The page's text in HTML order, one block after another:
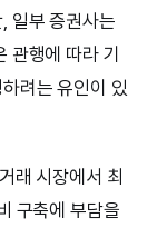
일부 증권사는
관행에 따라 기
려는 유인이 있
래 시장에서 최
구축에 부담을